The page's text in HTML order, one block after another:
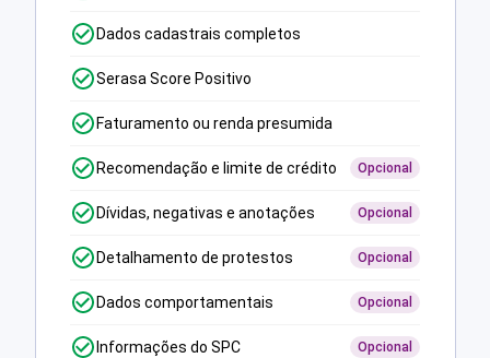
Dados cadastrais completos
Serasa Score Positivo
Faturamento ou renda presumida
Recomendação e limite de crédito Opcional
Dívidas, negativas e anotações Opcional
Detalhamento de protestos Opcional
Dados comportamentais Opcional
Informações do SPC Opcional